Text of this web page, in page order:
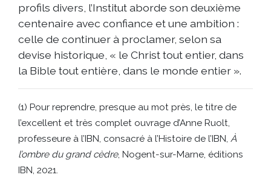
profils divers, l’Institut aborde son deuxième
centenaire avec confiance et une ambition :
celle de continuer à proclamer, selon sa
devise historique, « le Christ tout entier, dans
la Bible tout entière, dans le monde entier ».
(1) Pour reprendre, presque au mot près, le titre de
l’excellent et très complet ouvrage d’Anne Ruolt,
professeure à l’IBN, consacré à l’Histoire de l’IBN, À
l’ombre du grand cèdre, Nogent-sur-Marne, éditions
IBN, 2021.